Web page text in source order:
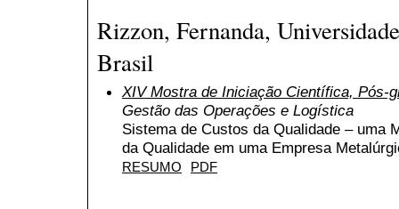
Rizzon, Fernanda,
Brasil
XIV Mostra de Iniciação Científica, Pós-
Gestão das Operações e Logística
Sistema de Custos da Qualidade – uma
da Qualidade em uma Empresa
RESUMO PDF